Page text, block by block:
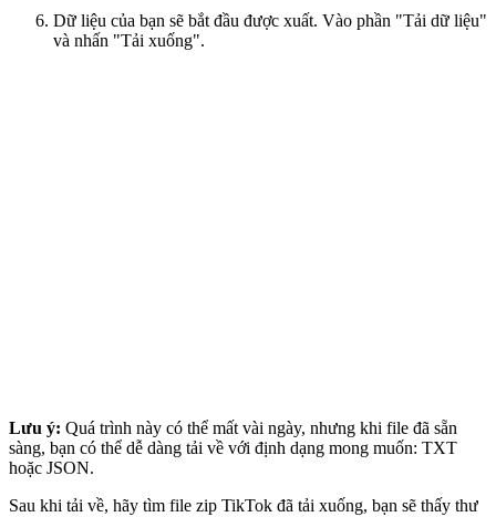
Dữ liệu của bạn sẽ bắt đầu được xuất. Vào phần "Tải dữ liệu"
và nhấn "Tải xuống".
Lưu ý: Quá trình này có thể mất vài ngày, nhưng khi file đã sẵn
sàng, bạn có thể dễ dàng tải về với định dạng mong muốn: TXT
hoặc JSON.
Sau khi tải về, hãy tìm file zip TikTok đã tải xuống, bạn sẽ thấy thư